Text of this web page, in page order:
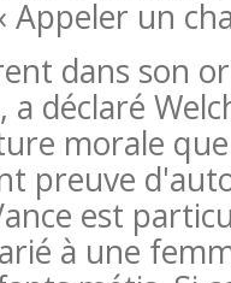
Appeler un
dans son
déclaré
morale
preuve
est
à une